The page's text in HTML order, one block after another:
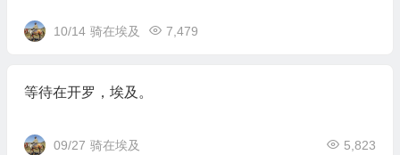
10/14 骑在埃及 7,479
等待在开罗，埃及。
09/27 骑在埃及 5,823